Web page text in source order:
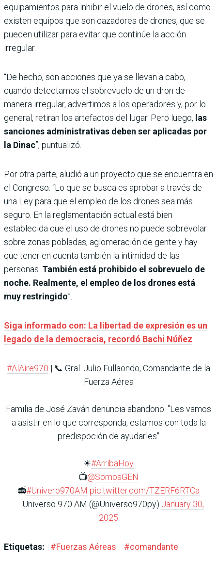
equipamientos para inhibir el vuelo de drones, así como
existen equipos que son cazadores de drones, que se
pueden utilizar para evitar que continúe la acción
irregular.
“De hecho, son acciones que ya se llevan a cabo,
cuando detectamos el sobrevuelo de un dron de
manera irregular, advertimos a los operadores y, por lo
general, retiran los artefactos del lugar. Pero luego, las
sanciones administrativas deben ser aplicadas por
la Dinac”, puntualizó.
Por otra parte, aludió a un proyecto que se encuentra en
el Congreso: “Lo que se busca es aprobar a través de
una Ley para que el empleo de los drones sea más
seguro. En la reglamentación actual está bien
establecida que el uso de drones no puede sobrevolar
sobre zonas pobladas, aglomeración de gente y hay
que tener en cuenta también la intimidad de las
personas. También está prohibido el sobrevuelo de
noche. Realmente, el empleo de los drones está
muy restringido”.
Siga informado con: La libertad de expresión es un
legado de la democracia, recordó Bachi Núñez
#AlAire970 | 📞 Gral. Julio Fullaondo, Comandante de la
Fuerza Aérea
Familia de José Zaván denuncia abandono: "Les vamos
a asistir en lo que corresponda, estamos con toda la
predispoción de ayudarles"
☀#ArribaHoy
📺@SomosGEN
📻#Univero970AM pic.twitter.com/TZERF6RTCa
— Universo 970 AM (@Universo970py) January 30,
2025
Etiquetas: #Fuerzas Aéreas #comandante